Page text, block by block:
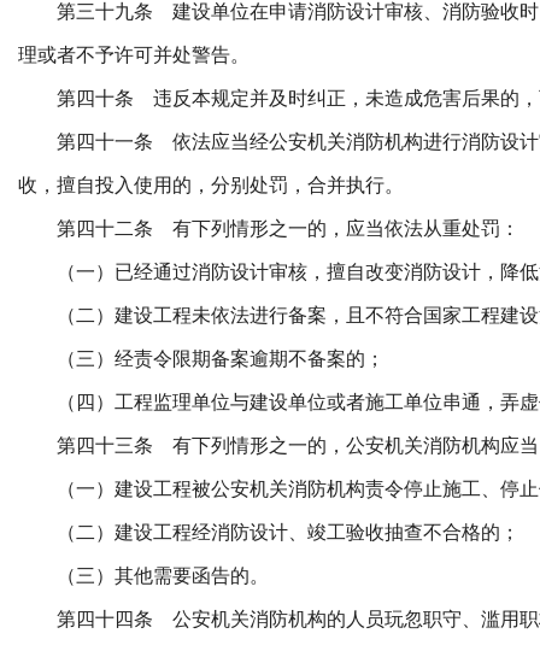
第三十九条 建设单位在申请消防设计审核、消防验收时
理或者不予许可并处警告。
第四十条 违反本规定并及时纠正，未造成危害后果的，
第四十一条 依法应当经公安机关消防机构进行消防设计
收，擅自投入使用的，分别处罚，合并执行。
第四十二条 有下列情形之一的，应当依法从重处罚：
（一）已经通过消防设计审核，擅自改变消防设计，降低
（二）建设工程未依法进行备案，且不符合国家工程建设
（三）经责令限期备案逾期不备案的；
（四）工程监理单位与建设单位或者施工单位串通，弄虚
第四十三条 有下列情形之一的，公安机关消防机构应当
（一）建设工程被公安机关消防机构责令停止施工、停止
（二）建设工程经消防设计、竣工验收抽查不合格的；
（三）其他需要函告的。
第四十四条 公安机关消防机构的人员玩忽职守、滥用职